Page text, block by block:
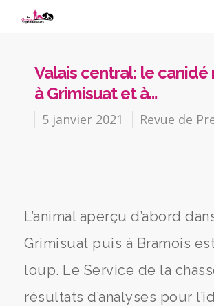
Valais central: le canidé
à Grimisuat et à…
5 janvier 2021 Revue de
L’animal aperçu d’abord
Grimisuat puis à Bramois
loup. Le Service de la
résultats d’analyses pour